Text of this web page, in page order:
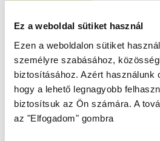
Ez a weboldal sütiket használ
Ezen a weboldalon sütiket
személyre szabásához,
biztosításához. Azért használunk
hogy a lehető legnagyobb
biztosítsuk az Ön számára. A
az "Elfogadom" gombra
QL KDD 90 B
Magasság
2005 mm
Üvegszín
átlátszó